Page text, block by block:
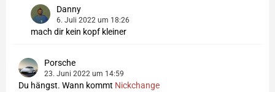
Danny
6. Juli 2022 um 18:26
mach dir kein kopf kleiner
Porsche
23. Juni 2022 um 14:59
Du hängst. Wann kommt Nickchange